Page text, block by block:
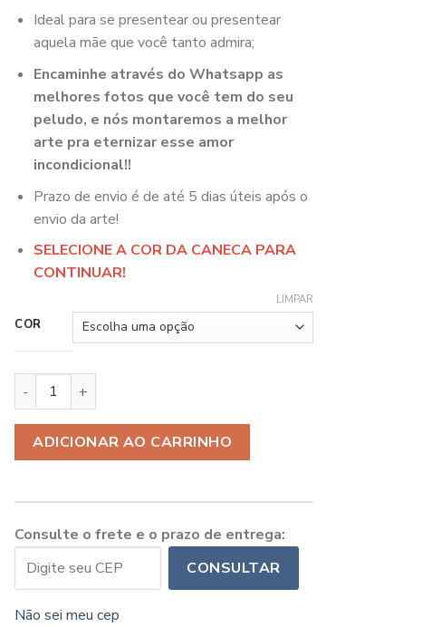
Ideal para se presentear ou presentear
aquela mãe que você tanto admira;
Encaminhe através do Whatsapp as
melhores fotos que você tem do seu
peludo, e nós montaremos a melhor
arte pra eternizar esse amor
incondicional!!
Prazo de envio é de até 5 dias úteis após o
envio da arte!
SELECIONE A COR DA CANECA PARA
CONTINUAR!
COR
LIMPAR
Caneca Presente Mãe de Pet com Foto Personalizada quantidade
ADICIONAR AO CARRINHO
Consulte o frete e o prazo de entrega:
CONSULTAR
Não sei meu cep